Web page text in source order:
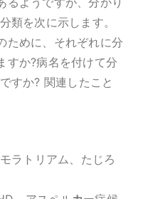
類を次に示します。
ために、それぞれに分
すか?病名を付けて分
すか? 関連したこと
ラトリアム、たじろ